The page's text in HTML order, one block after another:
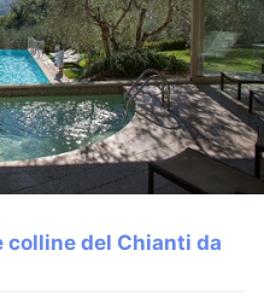
colline del Chianti da